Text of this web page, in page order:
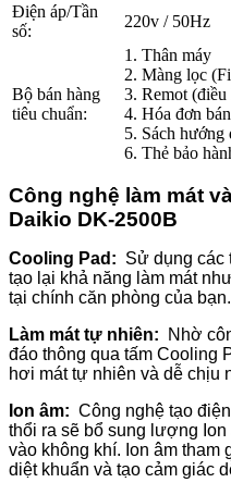
Điện áp/Tần
số:
220v / 50Hz
Bộ bán hàng
tiêu chuẩn:
1. Thân máy
2. Màng lọc
3. Remot
4. Hóa đơn
5. Sách hướng
6. Thẻ bảo
Công nghệ làm mát
Daikio DK-2500B
Cooling Pad: Sử dụng các
tạo lại khả năng làm mát
tại chính căn phòng của bạn.
Làm mát tự nhiên: Nhờ
đáo thông qua tấm Cooling
hơi mát tự nhiên và dễ chịu
Ion âm: Công nghệ tạo
thổi ra sẽ bổ sung lượng Ion
vào không khí. Ion âm tham
diệt khuẩn và tạo cảm giác